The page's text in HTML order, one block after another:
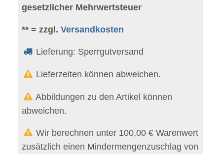
gesetzlicher Mehrwertsteuer
** = zzgl.Versandkosten
Lieferung: Sperrgutversand
Lieferzeiten können abweichen.
Abbildungen zu den Artikel können
abweichen.
Wir berechnen unter 100,00 € Warenwert
zusätzlich einen Mindermengenzuschlag von